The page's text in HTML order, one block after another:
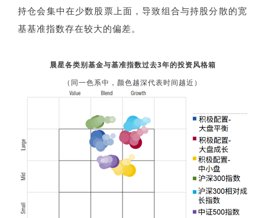
持仓会集中在少数股票上面，导致组合与持股分散的宽
基基准指数存在较大的偏差。
晨星各类别基金与基准指数过去3年的投资风格箱
（同一色系中，颜色越深代表时间越近）